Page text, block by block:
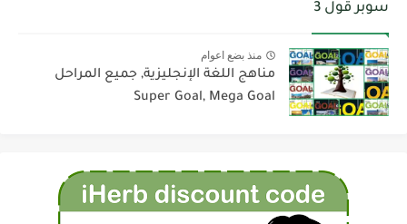
سوبر قول 3
منذ بضع اعوام
مناهج اللغة الإنجليزية, جميع المراحل
Super Goal, Mega Goal